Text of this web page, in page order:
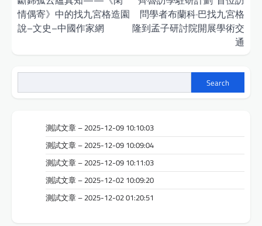
情偶寄》中的找九宮格造園
說–文史–中國作家網
問學者布蘭科·巴找九宮格
隆到孟子研討院開展學術交
通
Search
測試文章 – 2025-12-09 10:10:03
測試文章 – 2025-12-09 10:09:04
測試文章 – 2025-12-09 10:11:03
測試文章 – 2025-12-02 10:09:20
測試文章 – 2025-12-02 01:20:51